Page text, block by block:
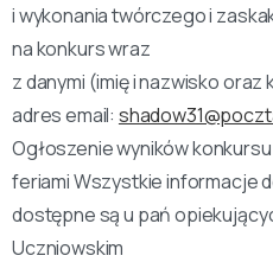
i wykonania twórczego i
na konkurs wraz
z danymi (imię i nazwisko oraz
adres email:
Ogłoszenie wyników
feriami Wszystkie informacje
dostępne są u pań
Uczniowskim